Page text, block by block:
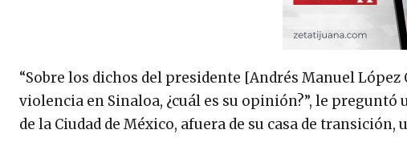
“Sobre los dichos del presidente [Andrés Manuel
violencia en Sinaloa, ¿cuál es su opinión?”, le
de la Ciudad de México, afuera de su casa de